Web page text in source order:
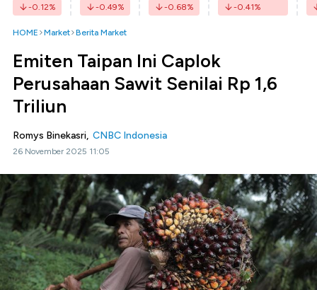
-0.12% -0.49% -0.68% -0.41%
HOME Market Berita Market
Emiten Taipan Ini Caplok
Perusahaan Sawit Senilai Rp 1,6
Triliun
Romys Binekasri, CNBC Indonesia
26 November 2025 11:05